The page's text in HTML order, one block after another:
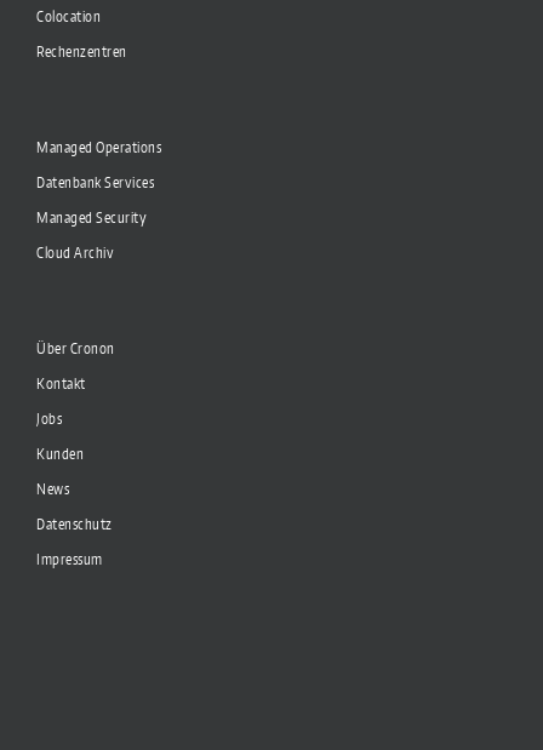
Colocation
Rechenzentren
Managed Operations
Datenbank Services
Managed Security
Cloud Archiv
Über Cronon
Kontakt
Jobs
Kunden
News
Datenschutz
Impressum